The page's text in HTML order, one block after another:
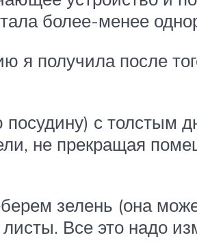
более-менее
я получила после
с толстым
не прекращая
зелень (она
Все это надо